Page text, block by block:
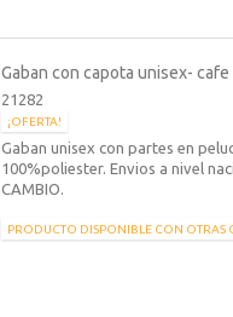
Gaban con capota unisex- cafe
21282
¡OFERTA!
Gaban unisex con partes en
100%poliester. Envios a nivel
CAMBIO.
PRODUCTO DISPONIBLE CON OTRAS